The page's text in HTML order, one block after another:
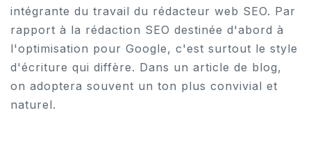
intégrante du travail du rédacteur web SEO. Par
rapport à la rédaction SEO destinée d'abord à
l'optimisation pour Google, c'est surtout le style
d'écriture qui diffère. Dans un article de blog,
on adoptera souvent un ton plus convivial et
naturel.